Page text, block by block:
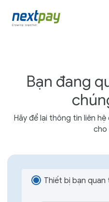
Bạn đang
Hãy để lại thông tin liên
cho
Thiết bị bạn quan